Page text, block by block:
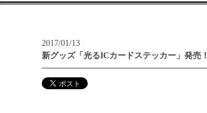
2017/01/13
新グッズ「光るICカードステッカー」発売！